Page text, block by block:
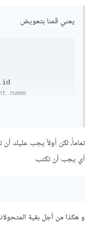
يعني قمنا بتعويض
.id
.name
تماماً، لكن أولاً يجب عليك أن
أي يجب أن تكتب
و هكذا من أجل بقية